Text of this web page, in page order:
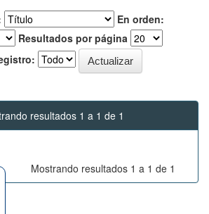
En orden:
Resultados por página
resultados 1 a 1 de 1
Mostrando resultados 1 a 1 de 1